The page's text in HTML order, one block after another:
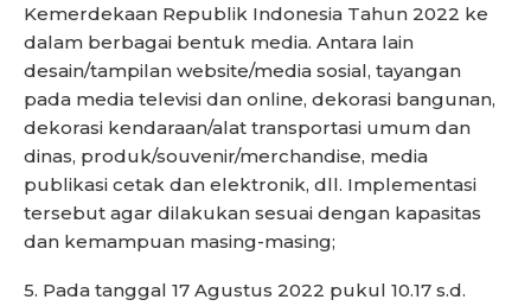
Kemerdekaan Republik Indonesia Tahun 2022 ke
dalam berbagai bentuk media. Antara lain
desain/tampilan website/media sosial, tayangan
pada media televisi dan online, dekorasi bangunan,
dekorasi kendaraan/alat transportasi umum dan
dinas, produk/souvenir/merchandise, media
publikasi cetak dan elektronik, dll. Implementasi
tersebut agar dilakukan sesuai dengan kapasitas
dan kemampuan masing-masing;
5. Pada tanggal 17 Agustus 2022 pukul 10.17 s.d.